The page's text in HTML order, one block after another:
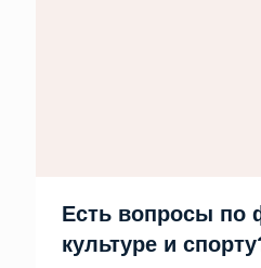
Есть вопросы по
культуре и